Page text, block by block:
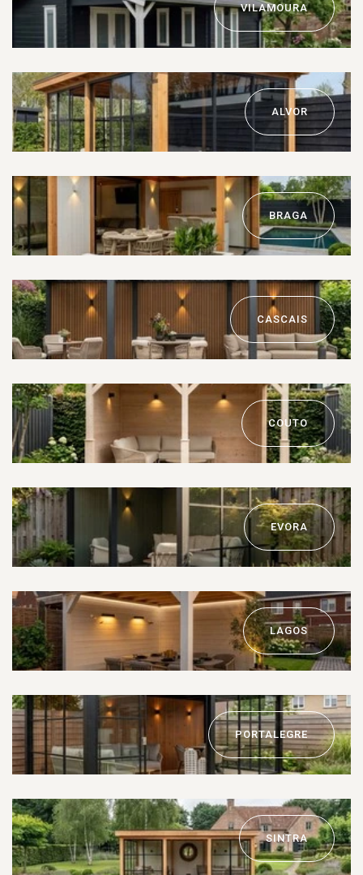
VILAMOURA
ALVOR
BRAGA
CASCAIS
COUTO
EVORA
LAGOS
PORTALEGRE
SINTRA